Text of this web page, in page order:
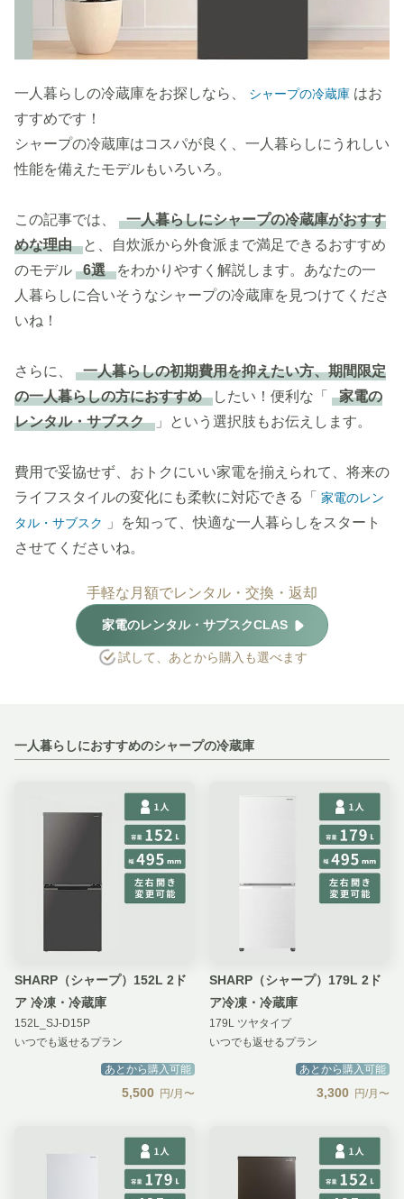
一人暮らしの冷蔵庫をお探しなら、 シャープの冷蔵庫 はお
すすめです！
シャープの冷蔵庫はコスパが良く、一人暮らしにうれしい
性能を備えたモデルもいろいろ。
この記事では、
一人暮らしにシャープの冷蔵庫がおすす
めな理由 と、自炊派から外食派まで満足できるおすすめ
のモデル
6選 をわかりやすく解説します。あなたの一
人暮らしに合いそうなシャープの冷蔵庫を見つけてくださ
いね！
さらに、
一人暮らしの初期費用を抑えたい方、期間限定
の一人暮らしの方におすすめ
したい！便利な「
家電の
レンタル・サブスク
」という選択肢もお伝えします。
費用で妥協せず、おトクにいい家電を揃えられて、将来の
ライフスタイルの変化にも柔軟に対応できる「 家電のレン
タル・サブスク
」を知って、快適な一人暮らしをスタート
させてくださいね。
手軽な月額でレンタル・交換・返却
家電のレンタル・サブスクCLAS
試して、あとから購入も選べます
一人暮らしにおすすめのシャープの冷蔵庫
SHARP（シャープ）152L 2ド
ア 冷凍・冷蔵庫
152L_SJ-D15P
いつでも返せるプラン
あとから購入可能
5,500 円/月〜
SHARP（シャープ）179L 2ド
ア冷凍・冷蔵庫
179L ツヤタイプ
いつでも返せるプラン
あとから購入可能
3,300 円/月〜